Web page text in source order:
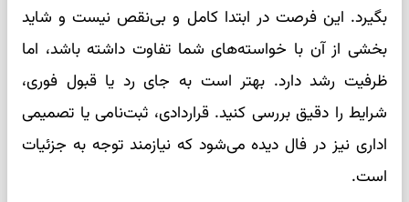
بگیرد. این فرصت در ابتدا کامل و بی‌نقص نیست و شاید
بخشی از آن با خواسته‌های شما تفاوت داشته باشد، اما
ظرفیت رشد دارد. بهتر است به جای رد یا قبول فوری،
شرایط را دقیق بررسی کنید. قراردادی، ثبت‌نامی یا تصمیمی
اداری نیز در فال دیده می‌شود که نیازمند توجه به جزئیات
است.